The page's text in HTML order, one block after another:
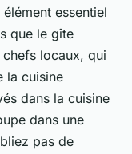
essentiel
que le gîte
locaux, qui
la cuisine
dans la cuisine
dans une
pas de